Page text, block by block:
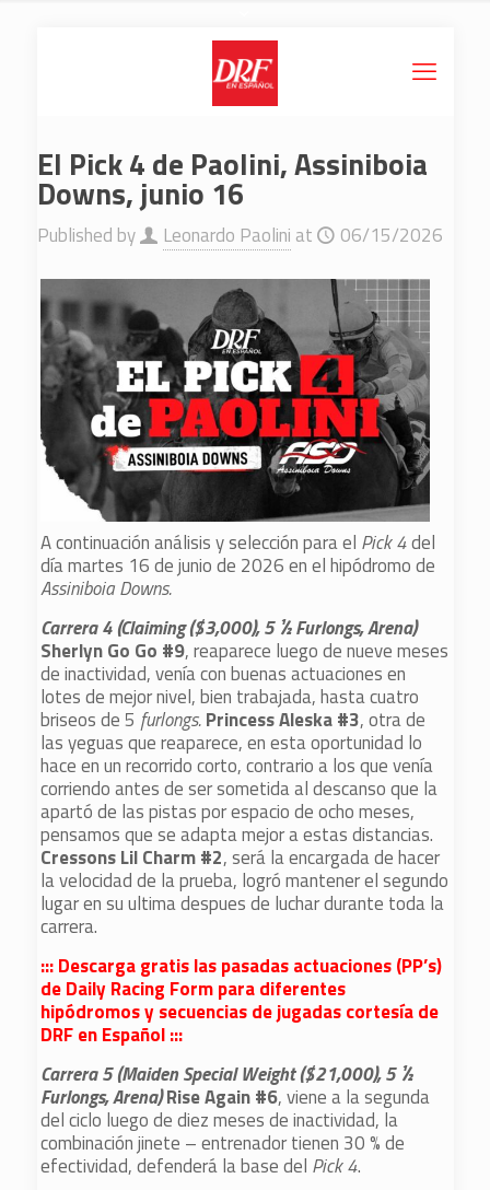
El Pick 4 de Paolini, Assiniboia
Downs, junio 16
Published by Leonardo Paolini at 06/15/2026
A continuación análisis y selección para el Pick 4del
día martes 16 de junio de 2026 en el hipódromo de
Assiniboia Downs.
Carrera 4 (Claiming ($3,000), 5 ½ Furlongs, Arena)
Sherlyn Go Go #9, reaparece luego de nueve meses
de inactividad, venía con buenas actuaciones en
lotes de mejor nivel, bien trabajada, hasta cuatro
briseos de 5 furlongs.Princess Aleska #3, otra de
las yeguas que reaparece, en esta oportunidad lo
hace en un recorrido corto, contrario a los que venía
corriendo antes de ser sometida al descanso que la
apartó de las pistas por espacio de ocho meses,
pensamos que se adapta mejor a estas distancias.
Cressons Lil Charm #2, será la encargada de hacer
la velocidad de la prueba, logró mantener el segundo
lugar en su ultima despues de luchar durante toda la
carrera.
::: Descarga gratis las pasadas actuaciones (PP’s)
de Daily Racing Form para diferentes
hipódromos y secuencias de jugadas cortesía de
DRF en Español :::
Carrera 5 (Maiden Special Weight ($21,000), 5 ½
Furlongs, Arena)Rise Again #6, viene a la segunda
del ciclo luego de diez meses de inactividad, la
combinación jinete – entrenador tienen 30 % de
efectividad, defenderá la base del Pick 4.